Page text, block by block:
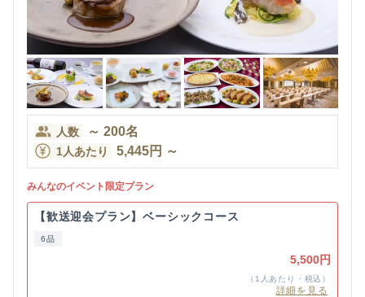
人数 ～ 200名
1人あたり 5,445円 ～
みんなのイベント限定プラン
【歓送迎会プラン】ベーシックコース
6品
5,500円
（1人あたり・税込）
詳細を見る